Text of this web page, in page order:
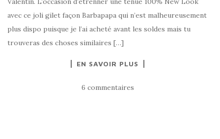
avec ce joli gilet façon Barbapapa qui n’est malheureusement
plus dispo puisque je l’ai acheté avant les soldes mais tu
trouveras des choses similaires […]
EN SAVOIR PLUS
6 commentaires